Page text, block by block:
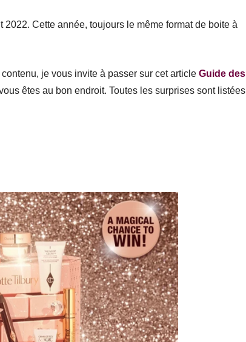
Cette année, toujours le même format de boite à
je vous invite à passer sur cet article Guide des
êtes au bon endroit. Toutes les surprises sont listées